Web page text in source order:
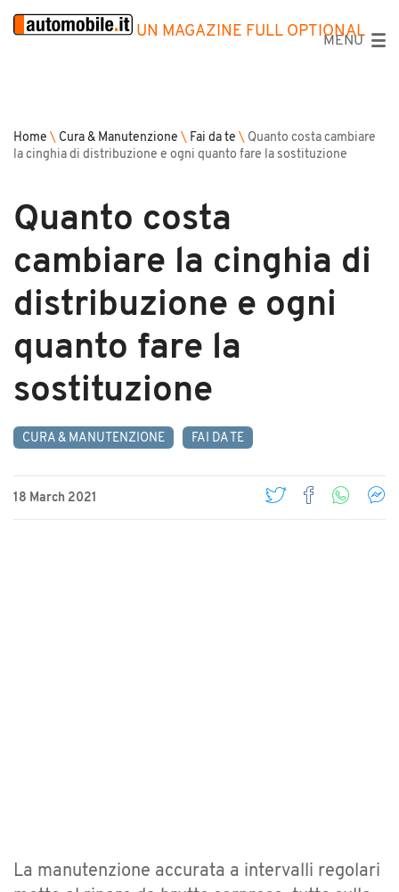
UN MAGAZINE FULL OPTIONAL
MENU
Home \ Cura & Manutenzione \ Fai da te \ Quanto costa cambiare
la cinghia di distribuzione e ogni quanto fare la sostituzione
Quanto costa
cambiare la cinghia di
distribuzione e ogni
quanto fare la
sostituzione
CURA & MANUTENZIONE FAI DA TE
18 March 2021
La manutenzione accurata a intervalli regolari